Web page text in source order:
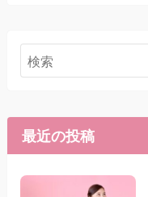
最近の投稿